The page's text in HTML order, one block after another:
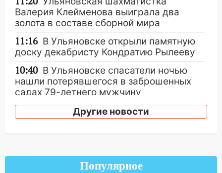
Валерия Клейменова выиграла два
золота в составе сборной мира
11:16 В Ульяновске открыли памятную
доску декабристу Кондратию Рылееву
10:40 В Ульяновске спасатели ночью
нашли потерявшегося в заброшенных
садах 79-летнего мужчину
10:26
На нескольких улицах Ульяновска
временно отключили холодную воду
отправили в колонию на 7 и 8 лет
Другие новости
Популярное